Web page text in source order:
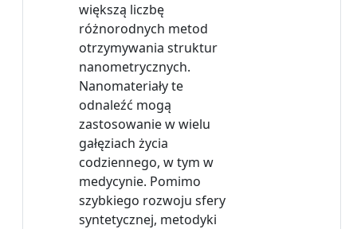
większą liczbę
różnorodnych metod
otrzymywania struktur
nanometrycznych.
Nanomateriały te
odnaleźć mogą
zastosowanie w wielu
gałęziach życia
codziennego, w tym w
medycynie. Pomimo
szybkiego rozwoju sfery
syntetycznej, metodyki